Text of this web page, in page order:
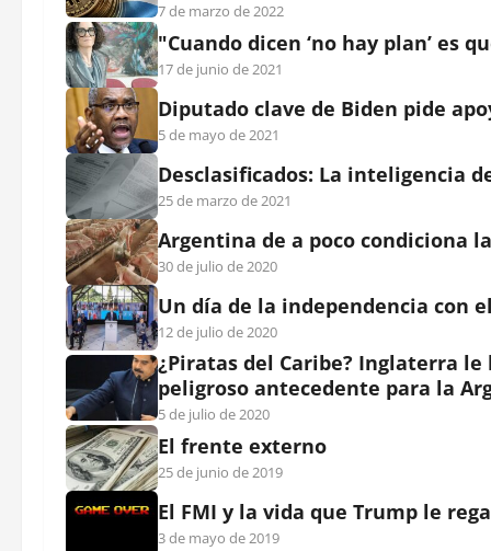
7 de marzo de 2022
"Cuando dicen ‘no hay plan’ es
17 de junio de 2021
Diputado clave de Biden pide
5 de mayo de 2021
Desclasificados: La inteligencia
25 de marzo de 2021
Argentina de a poco condiciona
30 de julio de 2020
Un día de la independencia con
12 de julio de 2020
¿Piratas del Caribe? Inglaterra
peligroso antecedente para la
5 de julio de 2020
El frente externo
25 de junio de 2019
El FMI y la vida que Trump le
3 de mayo de 2019